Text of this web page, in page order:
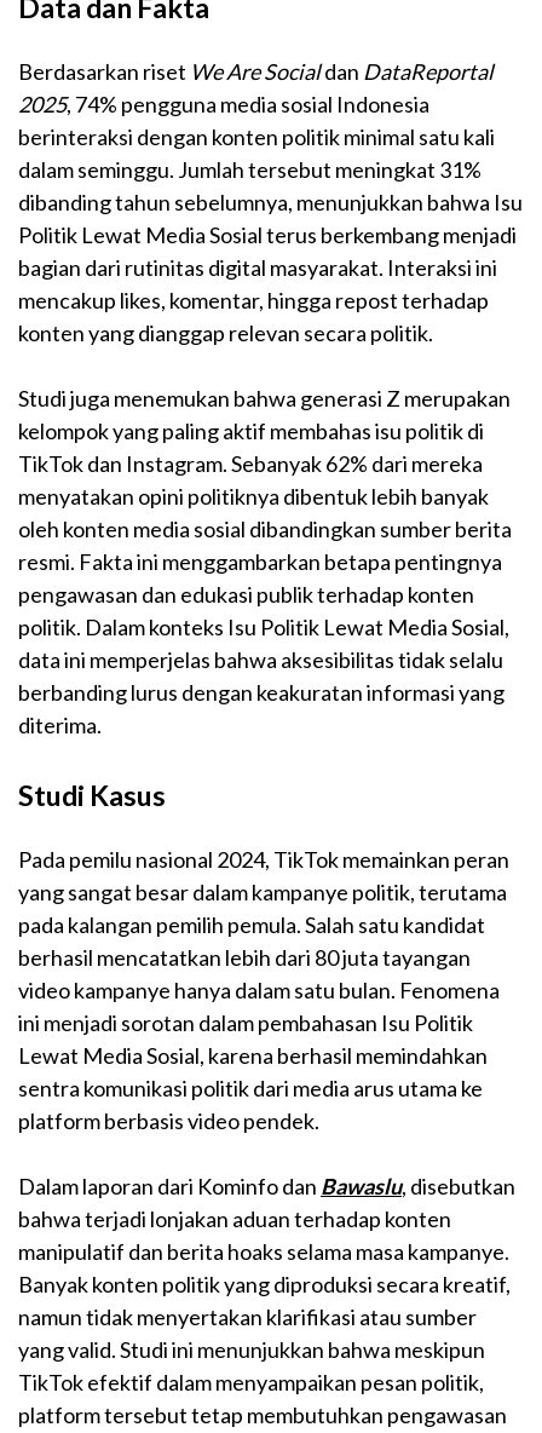
Data dan Fakta
Berdasarkan riset We Are Socialdan DataReportal
2025, 74% pengguna media sosial Indonesia
berinteraksi dengan konten politik minimal satu kali
dalam seminggu. Jumlah tersebut meningkat 31%
dibanding tahun sebelumnya, menunjukkan bahwa Isu
Politik Lewat Media Sosial terus berkembang menjadi
bagian dari rutinitas digital masyarakat. Interaksi ini
mencakup likes, komentar, hingga repost terhadap
konten yang dianggap relevan secara politik.
Studi juga menemukan bahwa generasi Z merupakan
kelompok yang paling aktif membahas isu politik di
TikTok dan Instagram. Sebanyak 62% dari mereka
menyatakan opini politiknya dibentuk lebih banyak
oleh konten media sosial dibandingkan sumber berita
resmi. Fakta ini menggambarkan betapa pentingnya
pengawasan dan edukasi publik terhadap konten
politik. Dalam konteks Isu Politik Lewat Media Sosial,
data ini memperjelas bahwa aksesibilitas tidak selalu
berbanding lurus dengan keakuratan informasi yang
diterima.
Studi Kasus
Pada pemilu nasional 2024, TikTok memainkan peran
yang sangat besar dalam kampanye politik, terutama
pada kalangan pemilih pemula. Salah satu kandidat
berhasil mencatatkan lebih dari 80 juta tayangan
video kampanye hanya dalam satu bulan. Fenomena
ini menjadi sorotan dalam pembahasan Isu Politik
Lewat Media Sosial, karena berhasil memindahkan
sentra komunikasi politik dari media arus utama ke
platform berbasis video pendek.
Dalam laporan dari Kominfo dan Bawaslu, disebutkan
bahwa terjadi lonjakan aduan terhadap konten
manipulatif dan berita hoaks selama masa kampanye.
Banyak konten politik yang diproduksi secara kreatif,
namun tidak menyertakan klarifikasi atau sumber
yang valid. Studi ini menunjukkan bahwa meskipun
TikTok efektif dalam menyampaikan pesan politik,
platform tersebut tetap membutuhkan pengawasan